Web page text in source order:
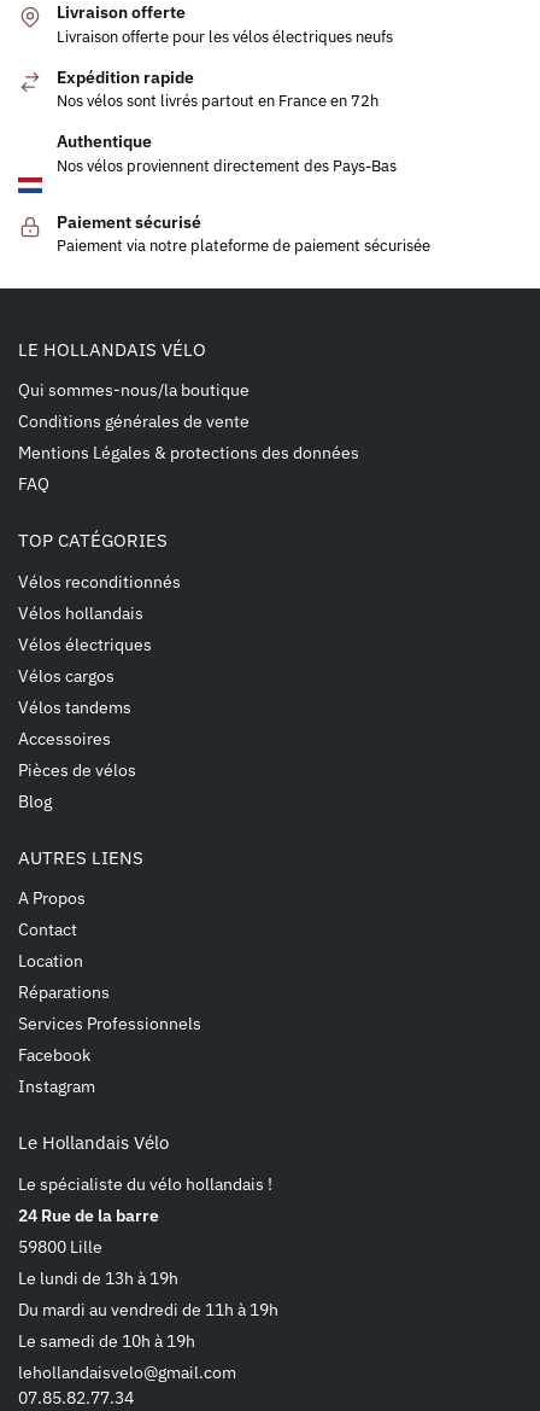
Livraison offerte
Livraison offerte pour les vélos électriques neufs
Expédition rapide
Nos vélos sont livrés partout en France en 72h
Authentique
Nos vélos proviennent directement des Pays-Bas
Paiement sécurisé
Paiement via notre plateforme de paiement sécurisée
LE HOLLANDAIS VÉLO
Qui sommes-nous/la boutique
Conditions générales de vente
Mentions Légales & protections des données
FAQ
TOP CATÉGORIES
Vélos reconditionnés
Vélos hollandais
Vélos électriques
Vélos cargos
Vélos tandems
Accessoires
Pièces de vélos
Blog
AUTRES LIENS
A Propos
Contact
Location
Réparations
Services Professionnels
Facebook
Instagram
Le Hollandais Vélo
Le spécialiste du vélo hollandais !
24 Rue de la barre
59800 Lille
Le lundi de 13h à 19h
Du mardi au vendredi de 11h à 19h
Le samedi de 10h à 19h
lehollandaisvelo@gmail.com
07.85.82.77.34